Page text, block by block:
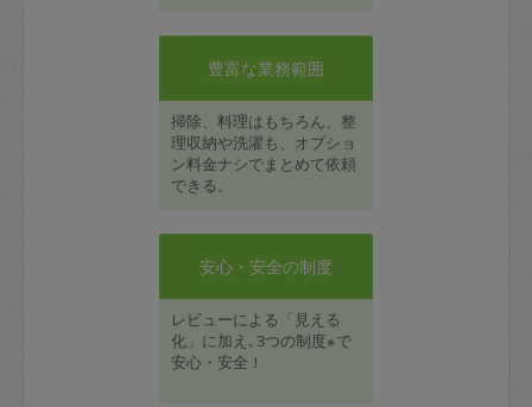
豊富な業務範囲
掃除、料理はもちろん、整
理収納や洗濯も、オプショ
ン料金ナシでまとめて依頼
できる。
安心・安全の制度
レビューによる「見える
化」に加え､3つの制度※で
安心・安全！